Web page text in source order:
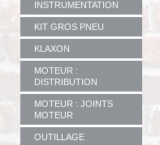
INSTRUMENTATION
KIT GROS PNEU
KLAXON
MOTEUR :
DISTRIBUTION
MOTEUR : JOINTS
MOTEUR
OUTILLAGE